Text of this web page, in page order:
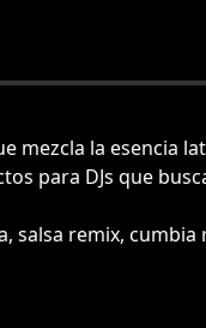
mezcla la esencia
para DJs que
salsa remix,